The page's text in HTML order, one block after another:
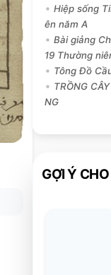
Hiệp sống
ên năm A
Bài giảng
19 Thường
Tông Đồ
TRỒNG
NG
GỢI Ý